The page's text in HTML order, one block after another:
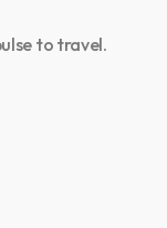
to travel.